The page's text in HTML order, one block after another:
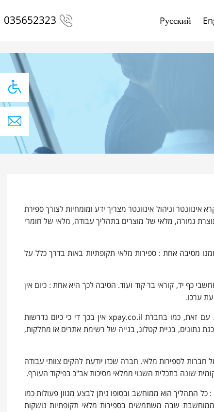
Pусский
035652323
וניהול אינוונטר מצריך ידע ומומחיות לצורך ספירת
מלאי ארגוני נחלק לרוב ל-4 סוגים : מלאי של תוצרת גמורה, מלאי של מוצרים בתהליך עבודה, מלאי של חומרי
מסיבה אחת : ספירות מלאי תקופתיות באות בדרך כלל על
כף יד, קוראי בר קוד ועוד. הסיבה לכך היא אחת : כיום אין
ערכו.
עם זאת, כמו בחברת xpay.co.ilאין בכך די כי כיום נדרשות
נתונים, בניית קטלוג, בנייה של רשימת אתרים או מחלקות,
לספירות מלאי. חברה שכזו יודעת להקים צוותי עבודה
שונה בתכלית השנוי ממלאי מסיכות אב"כ בפיקוד העורף.
התהליך הוא ממוחשב ובסופו ניתן לבצע מגוון פעולות כמו
שבה משתמשים בספירות מלאי תקופתיות נושקות